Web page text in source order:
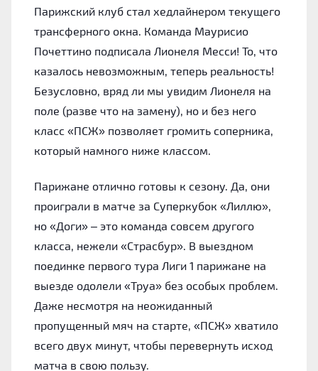
Парижский клуб стал хедлайнером текущего
трансферного окна. Команда Маурисио
Почеттино подписала Лионеля Месси! То, что
казалось невозможным, теперь реальность!
Безусловно, вряд ли мы увидим Лионеля на
поле (разве что на замену), но и без него
класс «‎ПСЖ» позволяет громить соперника,
который намного ниже классом.
Парижане отлично готовы к сезону. Да, они
проиграли в матче за Суперкубок «‎Лиллю»,
но «‎Доги» – это команда совсем другого
класса, нежели «‎Страсбур». В выездном
поединке первого тура Лиги 1 парижане на
выезде одолели «‎Труа» без особых проблем.
Даже несмотря на неожиданный
пропущенный мяч на старте, «‎ПСЖ» хватило
всего двух минут, чтобы перевернуть исход
матча в свою пользу.